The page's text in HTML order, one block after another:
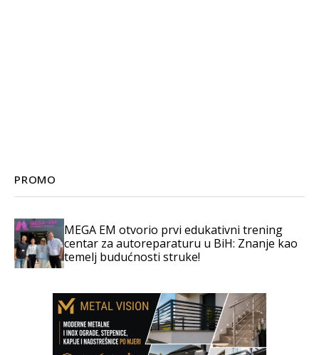
PROMO
MEGA EM otvorio prvi edukativni trening
centar za autoreparaturu u BiH: Znanje kao
temelj budućnosti struke!